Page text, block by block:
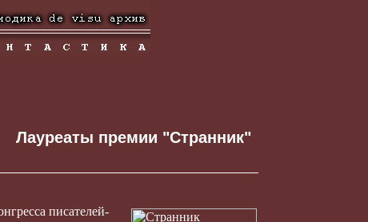
Лауреаты премии "Странник"
писателей-